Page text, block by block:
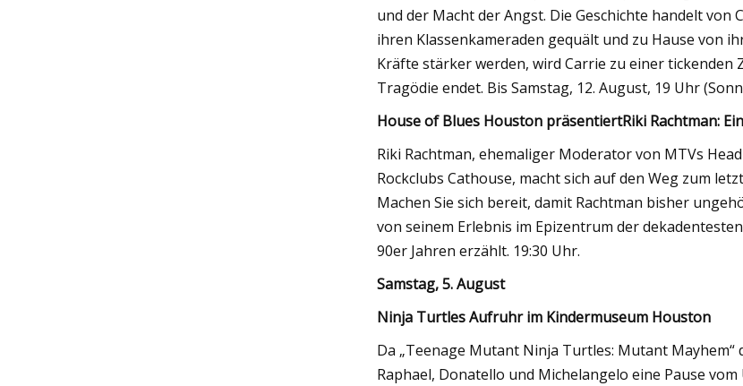
und der Macht der Angst. Die Geschichte handelt
ihren Klassenkameraden gequält und zu Hause von
Kräfte stärker werden, wird Carrie zu einer
Tragödie endet. Bis Samstag, 12. August, 19 Uhr
House of Blues Houston präsentiertRiki Rachtman:
Riki Rachtman, ehemaliger Moderator von MTVs
Rockclubs Cathouse, macht sich auf den Weg zum
Machen Sie sich bereit, damit Rachtman bisher
von seinem Erlebnis im Epizentrum der
90er Jahren erzählt. 19:30 Uhr.
Samstag, 5. August
Ninja Turtles Aufruhr im Kindermuseum Houston
Da „Teenage Mutant Ninja Turtles: Mutant
Raphael, Donatello und Michelangelo eine Pause